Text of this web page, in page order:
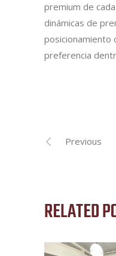
premium de
dinámicas de
posicionamiento
preferencia
Previous
RELATED